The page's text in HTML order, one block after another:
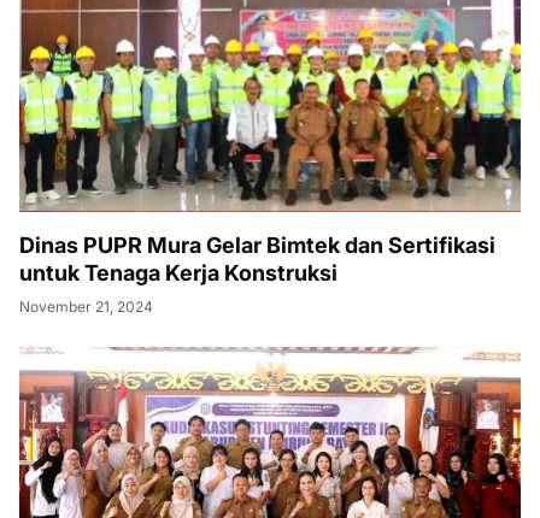
Dinas PUPR Mura Gelar Bimtek dan Sertifikasi
untuk Tenaga Kerja Konstruksi
November 21, 2024